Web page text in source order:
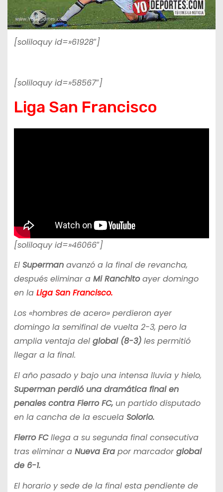
[soliloquy id=»61928″]
[soliloquy id=»58567″]
Liga San Francisco
[soliloquy id=»46066″]
El Supermanavanzó a la final de revancha,
después eliminar a Mi Ranchitoayer domingo
en la Liga San Francisco.
Los «hombres de acero» perdieron ayer
domingo la semifinal de vuelta 2-3, pero la
amplia ventaja del global (8-3)les permitió
llegar a la final.
El año pasado y bajo una intensa lluvia y hielo,
Superman perdió una dramática final en
penales contra Fierro FC, un partido disputado
en la cancha de la escuela Solorio.
Fierro FCllega a su segunda final consecutiva
tras eliminar a Nueva Erapor marcadorglobal
de 6-1.
El horario y sede de la final esta pendiente de